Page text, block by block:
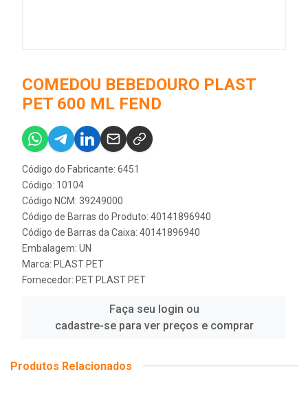
COMEDOU BEBEDOURO PLAST
PET 600 ML FEND
Código do Fabricante: 6451
Código: 10104
Código NCM: 39249000
Código de Barras do Produto: 40141896940
Código de Barras da Caixa: 40141896940
Embalagem: UN
Marca: PLAST PET
Fornecedor: PET PLAST PET
Faça seu login ou
cadastre-se para ver preços e comprar
Produtos Relacionados